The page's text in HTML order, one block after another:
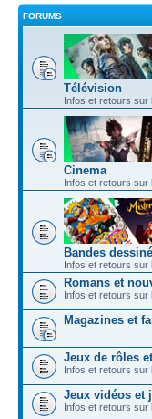
FORUMS
Télévision
Infos et retours sur
Cinema
Infos et retours sur
Bandes
Infos et retours sur
Romans et
Infos et retours sur
Magazines et
Jeux de rôles
Infos et retours sur
Jeux vidéos et
Infos et retours sur